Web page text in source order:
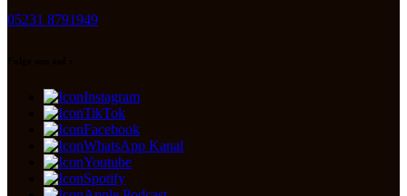
05231 8791949
Instagram
TikTok
Facebook
WhatsApp Kanal
Youtube
Spotify